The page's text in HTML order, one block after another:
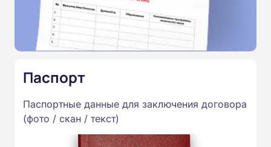
Паспорт
Паспортные данные для заключения договора
(фото / скан / текст)